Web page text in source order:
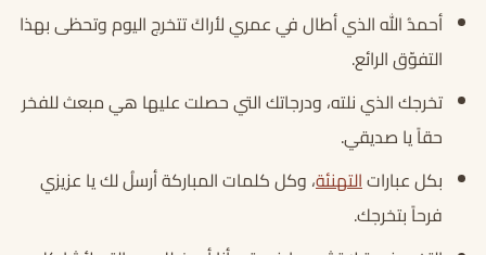
أحمدُ الله الذي أطال في عمري لأراكَ تتخرج اليوم وتحظى بهذا
التفوّق الرائع.
تخرجك الذي نلته، ودرجاتك التي حصلت عليها هي مبعث للفخر
حقاً يا صديقي.
بكل عباراتالتهنئة، وكل كلمات المباركة أرسلُ لك يا عزيزي
فرحاً بتخرجك.